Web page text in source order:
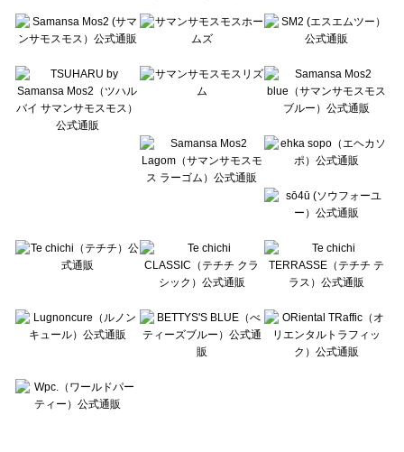
Te chichi（テチチ）の一覧
Te chichi CLASSIC（テチチ クラシック）の一覧
Lugnoncure（ルノンキュール）の一覧
BETTY'S BLUE（べティーズブルー）の一覧
Wpc.（ワールドパーティー）の一覧